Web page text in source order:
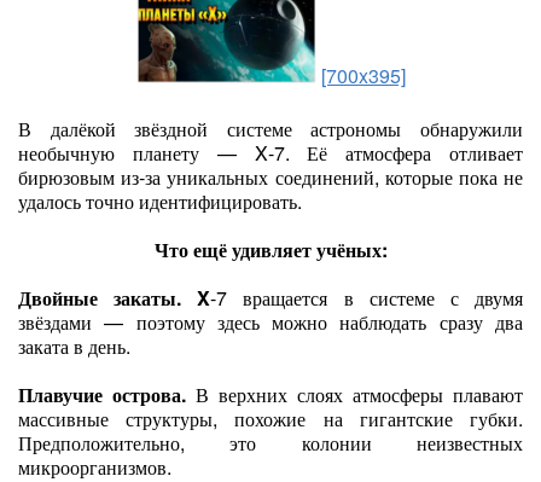
[700x395]
В далёкой звёздной системе астрономы обнаружили
необычную планету — X‑7. Её атмосфера отливает
бирюзовым из‑за уникальных соединений, которые пока не
удалось точно идентифицировать.
Что ещё удивляет учёных:
Двойные закаты. X‑7 вращается в системе с двумя
звёздами — поэтому здесь можно наблюдать сразу два
заката в день.
Плавучие острова. В верхних слоях атмосферы плавают
массивные структуры, похожие на гигантские губки.
Предположительно, это колонии неизвестных
микроорганизмов.